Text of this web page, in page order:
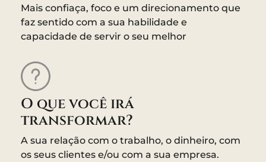
Mais confiaça, foco e um direcionamento que
faz sentido com a sua habilidade e
capacidade de servir o seu melhor
O que você irá
transformar?
A sua relação com o trabalho, o dinheiro, com
os seus clientes e/ou com a sua empresa.